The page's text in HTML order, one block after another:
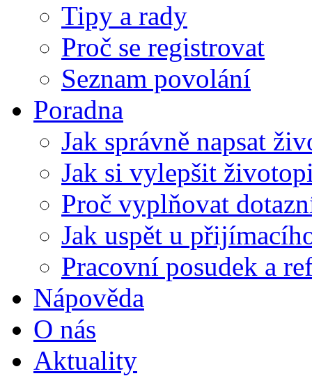
Tipy a rady
Proč se registrovat
Seznam povolání
Poradna
Jak správně napsat
Jak si vylepšit
Proč vyplňovat
Jak uspět u
Pracovní posudek a
Nápověda
O nás
Aktuality